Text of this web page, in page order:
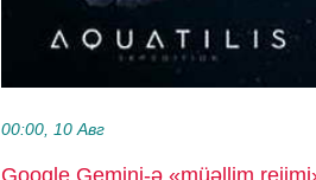
00:00, 10 Авг